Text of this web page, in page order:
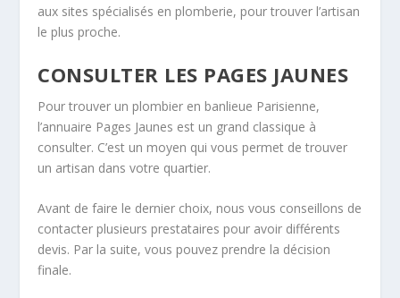
aux sites spécialisés en plomberie, pour trouver l’artisan
le plus proche.
CONSULTER LES PAGES JAUNES
Pour trouver un plombier en banlieue Parisienne,
l’annuaire Pages Jaunes est un grand classique à
consulter. C’est un moyen qui vous permet de trouver
un artisan dans votre quartier.
Avant de faire le dernier choix, nous vous conseillons de
contacter plusieurs prestataires pour avoir différents
devis. Par la suite, vous pouvez prendre la décision
finale.